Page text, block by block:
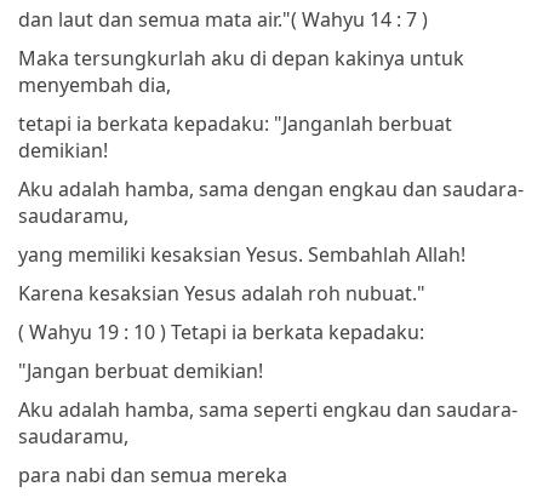
dan laut dan semua mata air."( Wahyu 14 : 7 )
Maka tersungkurlah aku di depan kakinya untuk
menyembah dia,
tetapi ia berkata kepadaku: "Janganlah berbuat
demikian!
Aku adalah hamba, sama dengan engkau dan saudara-
saudaramu,
yang memiliki kesaksian Yesus. Sembahlah Allah!
Karena kesaksian Yesus adalah roh nubuat."
( Wahyu 19 : 10 )Tetapi ia berkata kepadaku:
"Jangan berbuat demikian!
Aku adalah hamba, sama seperti engkau dan saudara-
saudaramu,
para nabi dan semua mereka